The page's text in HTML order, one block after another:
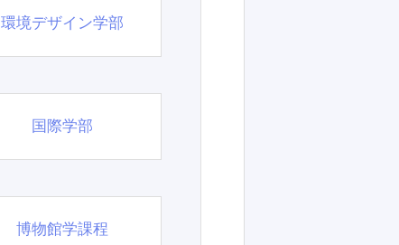
環境デザイン学部
国際学部
博物館学課程